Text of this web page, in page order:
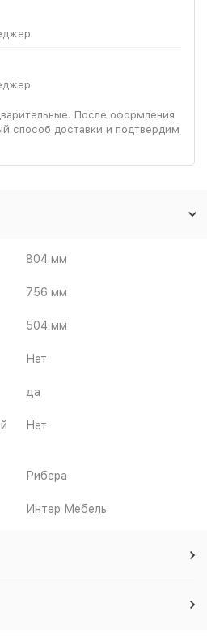
После оформления
способ доставки и подтвердим
804 мм
756 мм
504 мм
Нет
да
Нет
Рибера
Интер Мебель